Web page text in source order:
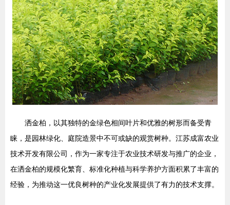
洒金柏，以其独特的金绿色相间叶片和优雅的树形而备受青
睐，是园林绿化、庭院造景中不可或缺的观赏树种。江苏成富农业
技术开发有限公司，作为一家专注于农业技术研发与推广的企业，
在洒金柏的规模化繁育、标准化种植与科学养护方面积累了丰富的
经验，为推动这一优良树种的产业化发展提供了有力的技术支撑。